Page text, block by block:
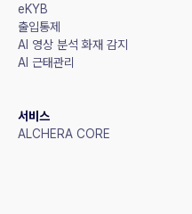
eKYB
출입통제
AI 영상 분석 화재 감지
AI 근태관리
서비스
ALCHERA CORE